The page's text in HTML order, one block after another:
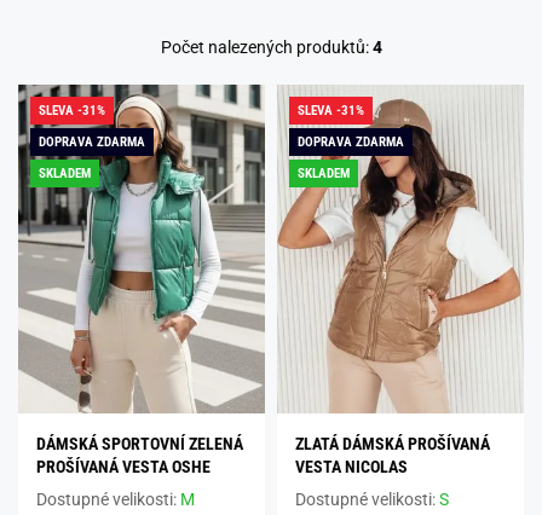
Počet nalezených produktů:4
SLEVA -31%
DOPRAVA ZDARMA
SKLADEM
DÁMSKÁ SPORTOVNÍ ZELENÁ
PROŠÍVANÁ VESTA OSHE
Dostupné velikosti: M
SLEVA -31%
DOPRAVA ZDARMA
SKLADEM
ZLATÁ DÁMSKÁ PROŠÍVANÁ
VESTA NICOLAS
Dostupné velikosti:S